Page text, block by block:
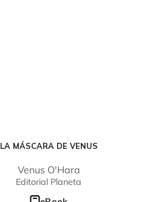
LA MÁSCARA DE VENUS
Venus O'Hara
Editorial Planeta